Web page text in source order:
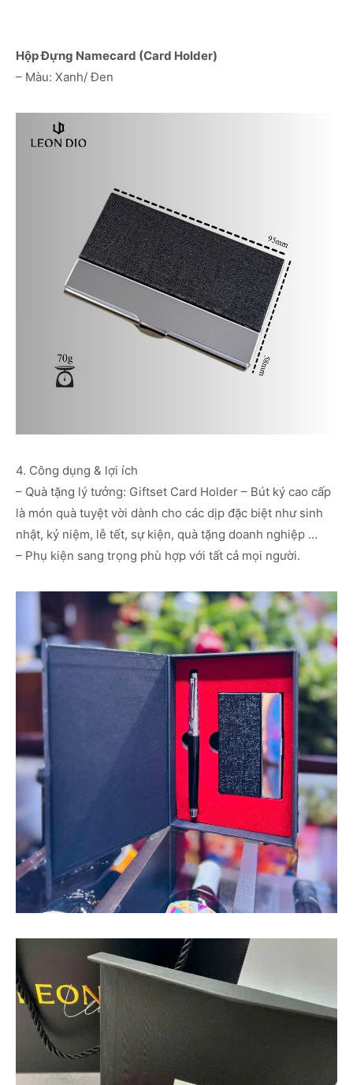
Hộp Đựng Namecard (Card Holder)
– Màu: Xanh/ Đen
4. Công dụng & lợi ích
– Quà tặng lý tưởng: Giftset Card Holder – Bút ký cao cấp
là món quà tuyệt vời dành cho các dịp đặc biệt như sinh
nhật, kỷ niệm, lễ tết, sự kiện, quà tặng doanh nghiệp …
– Phụ kiện sang trọng phù hợp với tất cả mọi người.